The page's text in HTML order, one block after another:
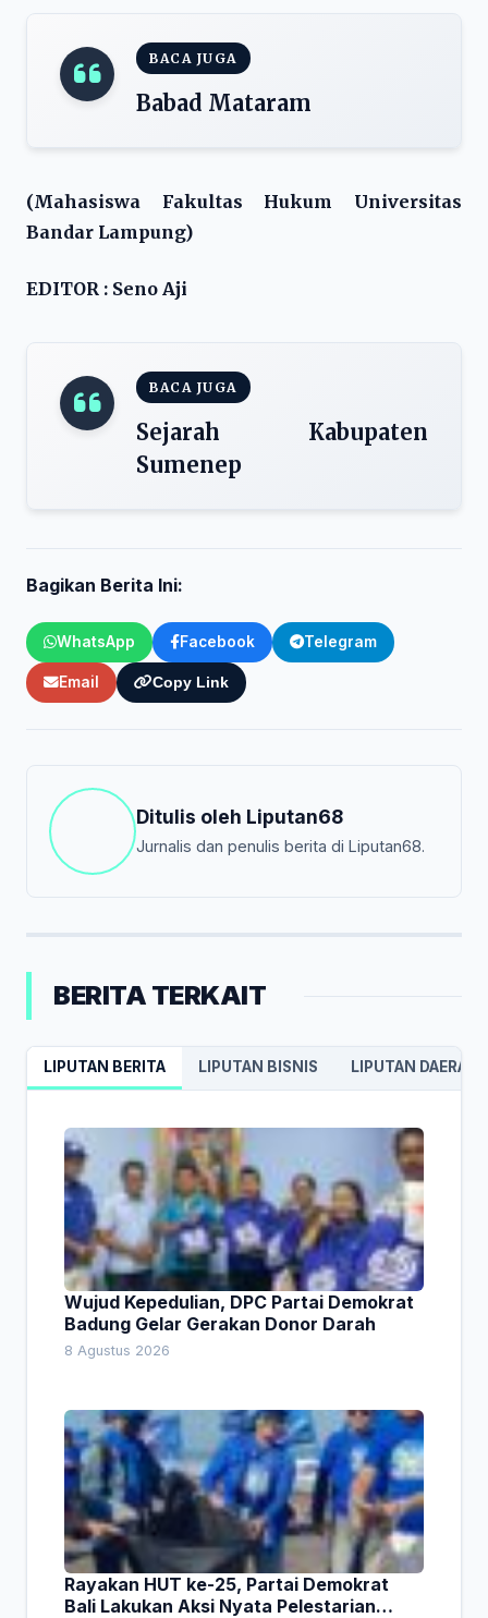
BACA JUGA
Babad Mataram
(Mahasiswa Fakultas Hukum Universitas
Bandar Lampung)
EDITOR : Seno Aji
BACA JUGA
Sejarah Kabupaten
Sumenep
Bagikan Berita Ini:
WhatsApp Facebook Telegram
Email Copy Link
Ditulis oleh Liputan68
Jurnalis dan penulis berita di Liputan68.
BERITA TERKAIT
LIPUTAN BERITA LIPUTAN BISNIS LIPUTAN DAERAH
Wujud Kepedulian, DPC Partai Demokrat
Badung Gelar Gerakan Donor Darah
8 Agustus 2026
Rayakan HUT ke-25, Partai Demokrat
Bali Lakukan Aksi Nyata Pelestarian